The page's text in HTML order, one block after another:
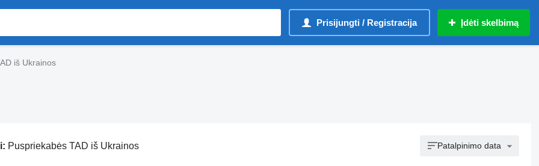
Prisijungti / Registracija Įdėti skelbimą
iš Ukrainos
Puspriekabės TAD iš Ukrainos Patalpinimo data